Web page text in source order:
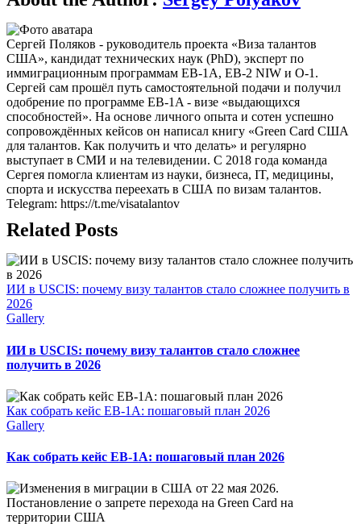
Сергей Поляков - руководитель проекта «Виза талантов
США», кандидат технических наук (PhD), эксперт по
иммиграционным программам EB-1A, EB-2 NIW и O-1.
Сергей сам прошёл путь самостоятельной подачи и получил
одобрение по программе EB-1A - визе «выдающихся
способностей». На основе личного опыта и сотен успешно
сопровождённых кейсов он написал книгу «Green Card США
для талантов. Как получить и что делать» и регулярно
выступает в СМИ и на телевидении. С 2018 года команда
Сергея помогла клиентам из науки, бизнеса, IT, медицины,
спорта и искусства переехать в США по визам талантов.
Telegram: https://t.me/visatalantov
Related Posts
ИИ в USCIS: почему визу талантов стало сложнее получить в
2026
Gallery
ИИ в USCIS: почему визу талантов стало сложнее
получить в 2026
Как собрать кейс EB-1A: пошаговый план 2026
Gallery
Как собрать кейс EB-1A: пошаговый план 2026